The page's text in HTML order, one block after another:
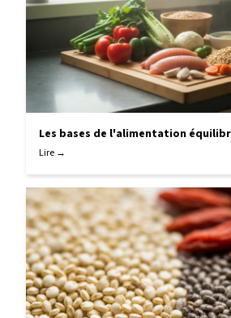
Les bases de l'alimentation
Lire →